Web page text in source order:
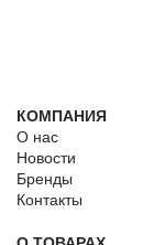
КОМПАНИЯ
О нас
Новости
Бренды
Контакты